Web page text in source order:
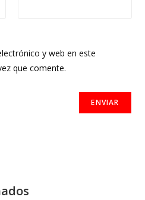
y web en este
que comente.